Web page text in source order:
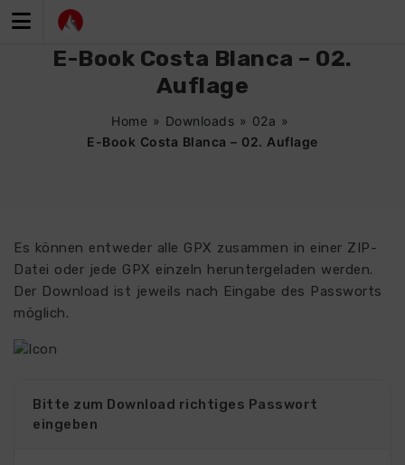
Inhalt
E-Book Costa Blanca – 02.
Auflage
Home » Downloads » 02a »
E-Book Costa Blanca – 02. Auflage
Es können entweder alle GPX zusammen in einer ZIP-
Datei oder jede GPX einzeln heruntergeladen werden.
Der Download ist jeweils nach Eingabe des Passworts
möglich.
Bitte zum Download richtiges Passwort
eingeben